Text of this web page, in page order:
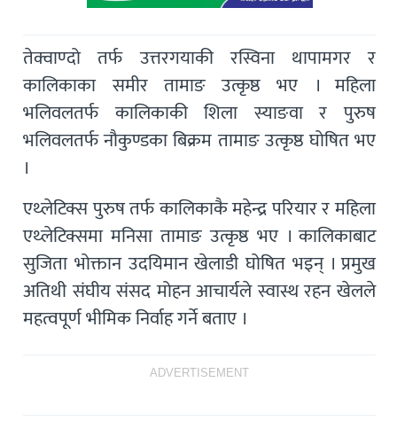
तेक्वाण्दो तर्फ उत्तरगयाकी रस्विना थापामगर र
कालिकाका समीर तामाङ उत्कृष्ठ भए । महिला
भलिवलतर्फ कालिकाकी शिला स्याङवा र पुरुष
भलिवलतर्फ नौकुण्डका बिक्रम तामाङ उत्कृष्ठ घोषित भए
।
एथ्लेटिक्स पुरुष तर्फ कालिकाकै महेन्द्र परियार र महिला
एथ्लेटिक्समा मनिसा तामाङ उत्कृष्ठ भए । कालिकाबाट
सुजिता भोक्तान उदयिमान खेलाडी घोषित भइन् । प्रमुख
अतिथी संघीय संसद मोहन आचार्यले स्वास्थ रहन खेलले
महत्वपूर्ण भीमिक निर्वाह गर्ने बताए ।
ADVERTISEMENT